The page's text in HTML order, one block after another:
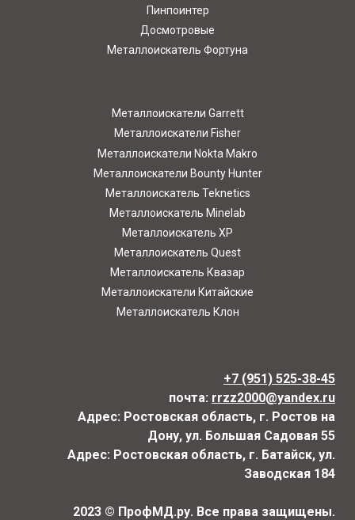
Пинпоинтер
Досмотровые
Металлоискатель Фортуна
Металлоискатели Garrett
Металлоискатели Fisher
Металлоискатели Nokta Makro
Металлоискатели Bounty Hunter
Металлоискатель Teknetics
Металлоискатель Minelab
Металлоискатель XP
Металлоискатель Quest
Металлоискатель Квазар
Металлоискатели Китайские
Металлоискатель Клон
+7 (951) 525-38-45
почта: rrzz2000@yandex.ru
Адрес: Ростовская область, г. Ростов на
Дону, ул. Большая Садовая 55
Адрес: Ростовская область, г. Батайск, ул.
Заводская 184
2023 © ПрофМД.ру. Все права защищены.